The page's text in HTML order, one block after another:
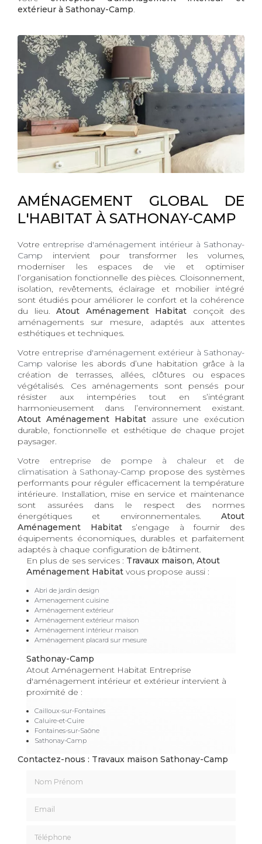
extérieur à Sathonay-Camp.
AMÉNAGEMENT GLOBAL DE
L'HABITAT À SATHONAY-CAMP
Votre entreprise d'aménagement intérieur à Sathonay-
Camp intervient pour transformer les volumes,
moderniser les espaces de vie et optimiser
l’organisation fonctionnelle des pièces. Cloisonnement,
isolation, revêtements, éclairage et mobilier intégré
sont étudiés pour améliorer le confort et la cohérence
du lieu. Atout Aménagement Habitat conçoit des
aménagements sur mesure, adaptés aux attentes
esthétiques et techniques.
Votre entreprise d'aménagement extérieur à Sathonay-
Camp valorise les abords d’une habitation grâce à la
création de terrasses, allées, clôtures ou espaces
végétalisés. Ces aménagements sont pensés pour
résister aux intempéries tout en s’intégrant
harmonieusement dans l’environnement existant.
Atout Aménagement Habitat assure une exécution
durable, fonctionnelle et esthétique de chaque projet
paysager.
Votre entreprise de pompe à chaleur et de
climatisation à Sathonay-Camp propose des systèmes
performants pour réguler efficacement la température
intérieure. Installation, mise en service et maintenance
sont assurées dans le respect des normes
énergétiques et environnementales. Atout
Aménagement Habitats’engage à fournir des
équipements économiques, durables et parfaitement
adaptés à chaque configuration de bâtiment.
En plus de ses services : Travaux maison, Atout
Aménagement Habitat vous propose aussi :
Abri de jardin design
Amenagement cuisine
Aménagement extérieur
Aménagement extérieur maison
Aménagement intérieur maison
Aménagement placard sur mesure
Sathonay-Camp
Atout Aménagement Habitat Entreprise
d'aménagement intérieur et extérieur intervient à
proximité de :
Cailloux-sur-Fontaines
Caluire-et-Cuire
Fontaines-sur-Saône
Sathonay-Camp
Contactez-nous : Travaux maison Sathonay-Camp